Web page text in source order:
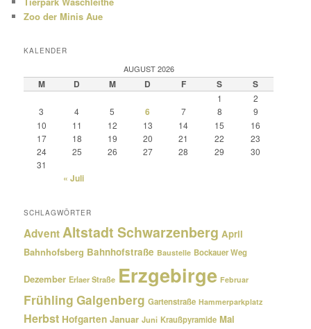
Zoo der Minis Aue
KALENDER
AUGUST 2026
M D M D F S S
1
2
3
4 5 6 7 8
9
10
11 12 13 14 15
16
17
18 19 20 21 22
23
24
25 26 27 28 29
30
31
« Juli
SCHLAGWÖRTER
AdventAltstadt Schwarzenberg April
Bahnhofsberg Bahnhofstraße Baustelle Bockauer Weg
Dezember Erlaer Straße Erzgebirge Februar
Frühling Galgenberg Gartenstraße Hammerparkplatz
Herbst Hofgarten Januar Juni Kraußpyramide Mai